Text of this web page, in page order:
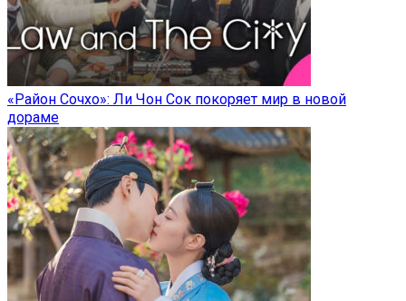
«Район Сочхо»: Ли Чон Сок покоряет мир в новой
дораме